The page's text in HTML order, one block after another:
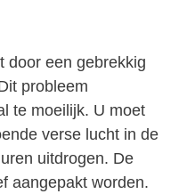
door een gebrekkig
probleem
te moeilijk. U moet
verse lucht in de
uitdrogen. De
aangepakt worden.